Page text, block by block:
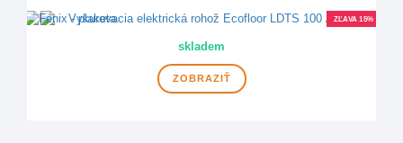
ZĽAVA 15%
skladem
ZOBRAZIŤ